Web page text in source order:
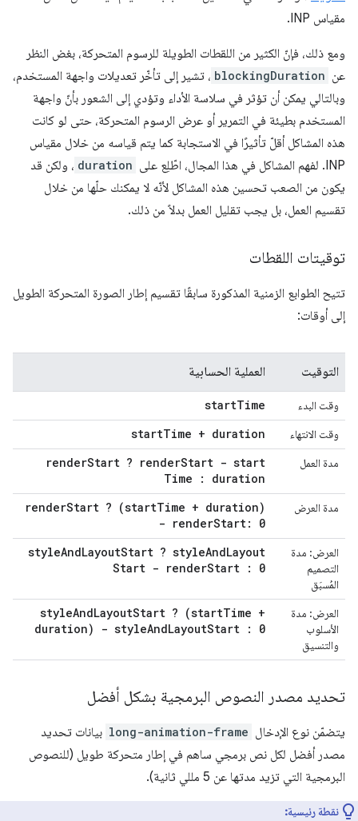
مقياس INP.
ومع ذلك، فإنّ الكثير من اللقطات الطويلة للرسوم المتحركة، بغض النظر
عن blockingDuration ، تشير إلى تأخّر تعديلات واجهة المستخدم،
وبالتالي يمكن أن تؤثر في سلاسة الأداء وتؤدي إلى الشعور بأنّ واجهة
المستخدم بطيئة في التمرير أو عرض الرسوم المتحركة، حتى لو كانت
هذه المشاكل أقلّ تأثيرًا في الاستجابة كما يتم قياسه من خلال مقياس
INP. لفهم المشاكل في هذا المجال، اطّلِع على
duration ، ولكن قد
يكون من الصعب تحسين هذه المشاكل لأنّه لا يمكنك حلّها من خلال
تقسيم العمل، بل يجب تقليل العمل بدلاً من ذلك.
توقيتات اللقطات
تتيح الطوابع الزمنية المذكورة سابقًا تقسيم إطار الصورة المتحركة الطويل
إلى أوقات:
التوقيت العملية الحسابية
وقت البدء startTime
وقت الانتهاء startTime + duration
مدة العمل renderStart ? renderStart - start
Time : duration
مدة العرض renderStart ? (startTime + duration)
- renderStart: 0
العرض: مدة
التصميم
المُسبَق
styleAndLayoutStart ? styleAndLayout
Start - renderStart : 0
العرض: مدة
الأسلوب
والتنسيق
styleAndLayoutStart ? (startTime +
duration) - styleAndLayoutStart : 0
تحديد مصدر النصوص البرمجية بشكل أفضل
يتضمّن نوع الإدخال long-animation-frame بيانات تحديد
مصدر أفضل لكل نص برمجي ساهم في إطار متحركة طويل (للنصوص
البرمجية التي تزيد مدتها عن 5 مللي ثانية).
نقطة رئيسية: